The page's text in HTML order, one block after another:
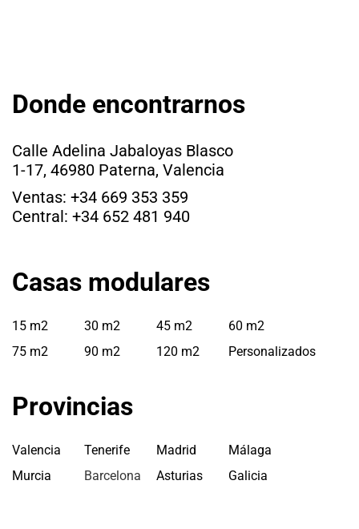
Donde encontrarnos
Calle Adelina Jabaloyas Blasco
1-17, 46980 Paterna, Valencia
Ventas: +34 669 353 359
Central: +34 652 481 940
Casas modulares
15 m2 30 m2 45 m2
60 m2
75 m2
90 m2 120 m2 Personalizados
Provincias
Valencia Tenerife Madrid
Málaga
Murcia
Barcelona Asturias Galicia